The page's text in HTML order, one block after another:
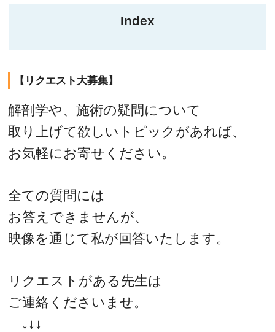
Index
【リクエスト大募集】
解剖学や、施術の疑問について
取り上げて欲しいトピックがあれば、
お気軽にお寄せください。
全ての質問には
お答えできませんが、
映像を通じて私が回答いたします。
リクエストがある先生は
ご連絡くださいませ。
↓↓↓